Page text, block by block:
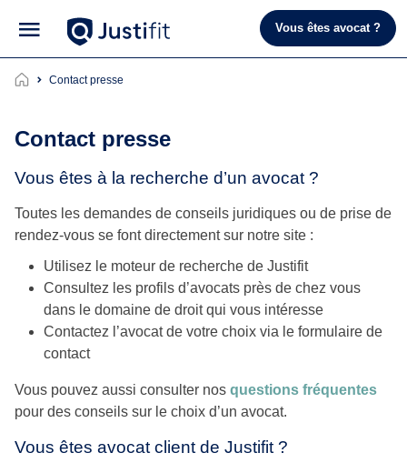
Vous êtes avocat ?
Contact presse
Contact presse
Vous êtes à la recherche d’un avocat ?
Toutes les demandes de conseils juridiques ou de prise de
rendez-vous se font directement sur notre site :
Utilisez le moteur de recherche de Justifit
Consultez les profils d’avocats près de chez vous
dans le domaine de droit qui vous intéresse
Contactez l’avocat de votre choix via le formulaire de
contact
Vous pouvez aussi consulter nos questions fréquentes
pour des conseils sur le choix d’un avocat.
Vous êtes avocat client de Justifit ?